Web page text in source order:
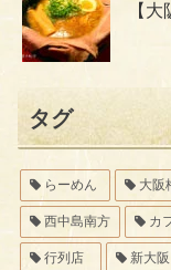
【
タグ
らーめん 大阪
西中島南方 カ
行列店 新大阪